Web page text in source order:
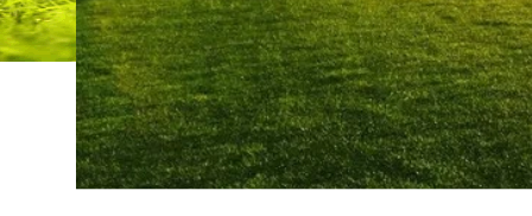
Crée par Anaprodev
Plateforme
Retourner au contenu